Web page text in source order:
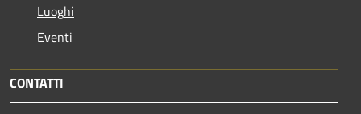
Luoghi
Eventi
CONTATTI